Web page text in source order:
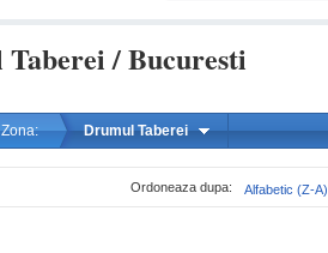
/ Bucuresti
Zona: Drumul Taberei
Alfabetic (Z-A)
Ordoneaza dupa: